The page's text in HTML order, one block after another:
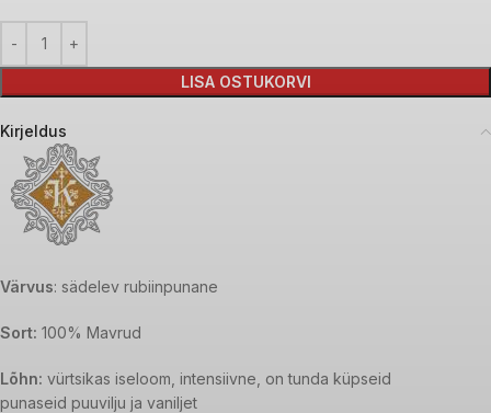
LISA OSTUKORVI
Kirjeldus
Värvus: sädelev rubiinpunane
Sort: 100% Mavrud
Lõhn: vürtsikas iseloom, intensiivne, on tunda küpseid
punaseid puuvilju ja vaniljet